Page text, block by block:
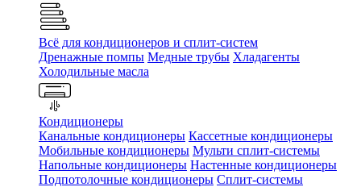
Всё для кондиционеров и сплит-систем
Дренажные помпы Медные трубы Хладагенты
Холодильные масла
Кондиционеры
Канальные кондиционеры Кассетные кондиционеры
Мобильные кондиционеры Мульти сплит-системы
Напольные кондиционеры Настенные кондиционеры
Подпотолочные кондиционеры Сплит-системы